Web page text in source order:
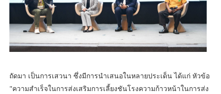
ถัดมา เป็นการเสวนา ซึ่งมีการนำเสนอในหลายประเด็น ได้แก่ หัวข้อ
"ความสำเร็จในการส่งเสริมการเลี้ยงชันโรงความก้าวหน้าในการส่ง